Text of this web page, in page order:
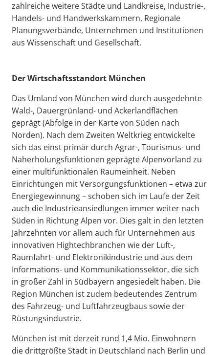
zahlreiche weitere Städte und Landkreise, Industrie-,
Handels- und Handwerkskammern, Regionale
Planungsverbände, Unternehmen und Institutionen
aus Wissenschaft und Gesellschaft.
Der Wirtschaftsstandort München
Das Umland von München wird durch ausgedehnte
Wald-, Dauergrünland- und Ackerlandflächen
geprägt (Abfolge in der Karte von Süden nach
Norden). Nach dem Zweiten Weltkrieg entwickelte
sich das einst primär durch Agrar-, Tourismus- und
Naherholungsfunktionen geprägte Alpenvorland zu
einer multifunktionalen Raumeinheit. Neben
Einrichtungen mit Versorgungsfunktionen – etwa zur
Energiegewinnung – schoben sich im Laufe der Zeit
auch die Industrieansiedlungen immer weiter nach
Süden in Richtung Alpen vor. Dies galt in den letzten
Jahrzehnten vor allem auch für Unternehmen aus
innovativen Hightechbranchen wie der Luft-,
Raumfahrt- und Elektronikindustrie und aus dem
Informations- und Kommunikationssektor, die sich
in großer Zahl in Südbayern angesiedelt haben. Die
Region München ist zudem bedeutendes Zentrum
des Fahrzeug- und Luftfahrzeugbaus sowie der
Rüstungsindustrie.
München ist mit derzeit rund 1,4 Mio. Einwohnern
die drittgrößte Stadt in Deutschland nach Berlin und